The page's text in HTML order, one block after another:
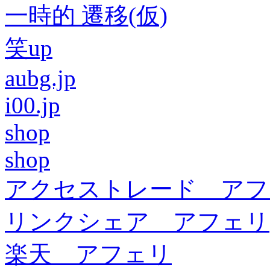
一時的 遷移(仮)
笑up
aubg.jp
i00.jp
shop
shop
アクセストレード ア
リンクシェア アフェリ
楽天 アフェリ